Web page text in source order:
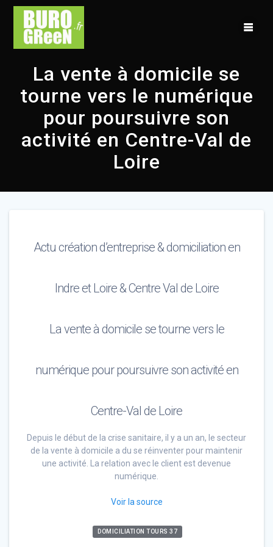
La vente à domicile se
tourne vers le numérique
pour poursuivre son
activité en Centre-Val de
Loire
Actu création d’entreprise & domiciliation en
Indre et Loire & Centre Val de Loire
La vente à domicile se tourne vers le
numérique pour poursuivre son activité en
Centre-Val de Loire
Depuis le début de la crise sanitaire, il y a un an, le secteur
de la vente à domicile a du se réinventer pour maintenir
une activité. La relation avec le client est devenue
numérique.
Voir la source
DOMICILIATION TOURS 37